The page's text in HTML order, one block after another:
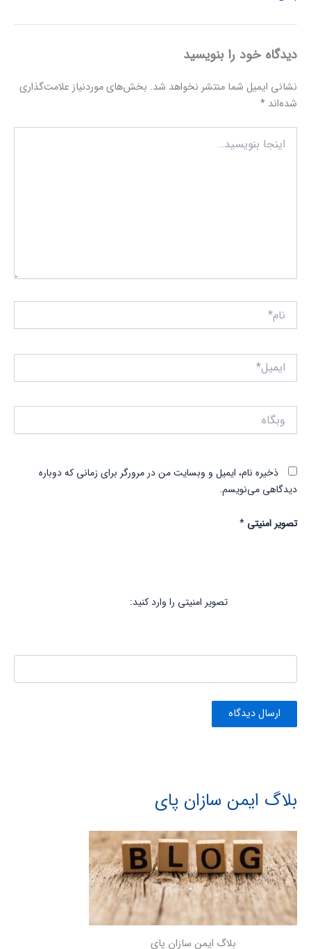
دیدگاه‌ خود را بنویسید
نشانی ایمیل شما منتشر نخواهد شد. بخش‌های موردنیاز علامت‌گذاری
شده‌اند *
بنویسید…
ایمیل*
ذخیره نام، ایمیل و وبسایت من در مرورگر برای زمانی که دوباره
دیدگاهی می‌نویسم.
تصویر امنیتی *
تصویر امنیتی را وارد کنید:
بلاگ ایمن سازان پای
بلاگ ایمن سازان پای